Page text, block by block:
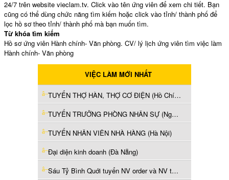
24/7 trên website vieclam.tv. Click vào tên ứng viên để xem chi tiết. Bạn
cũng có thể dùng chức năng tìm kiếm hoặc click vào tỉnh/ thành phố để
lọc hồ sơ theo tỉnh/ thành phố mà bạn muốn tìm.
Từ khóa tìm kiếm
Hồ sơ ứng viên Hành chính- Văn phòng. CV/ lý lịch ứng viên tìm việc làm
Hành chính- Văn phòng
VIỆC LÀM MỚI NHẤT
TUYỂN THỢ HÀN, THỢ CƠ ĐIỆN (Hồ Chí Minh)
TUYỂN TRƯỞNG PHÒNG NHÂN SỰ (Nghệ An)
TUYỂN NHÂN VIÊN NHÀ HÀNG (Hà Nội)
Đại diện kinh doanh (Đà Nẵng)
Sáu Tỷ Bình Quới tuyển NV order và NV tạp vụ (Hồ Chí Minh)